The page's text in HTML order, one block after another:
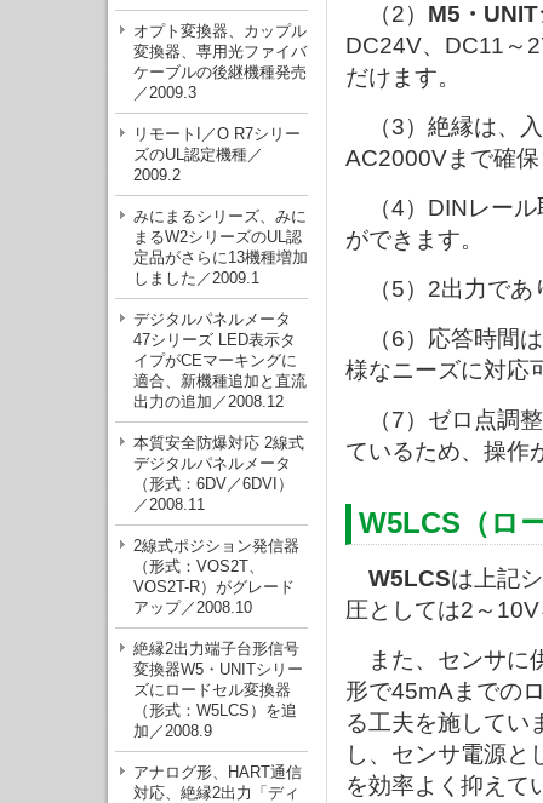
オプト変換器、カップル
変換器、専用光ファイバ
ケーブルの後継機種発売
／2009.3
リモートI／O R7シリー
ズのUL認定機種／
2009.2
みにまるシリーズ、みに
まるW2シリーズのUL認
定品がさらに13機種増加
しました／2009.1
デジタルパネルメータ
47シリーズ LED表示タ
イプがCEマーキングに
適合、新機種追加と直流
出力の追加／2008.12
本質安全防爆対応 2線式
デジタルパネルメータ
（形式：6DV／6DVI）
／2008.11
2線式ポジション発信器
（形式：VOS2T、
VOS2T-R）がグレード
アップ／2008.10
絶縁2出力端子台形信号
変換器W5・UNITシリー
ズにロードセル変換器
（形式：W5LCS）を追
加／2008.9
アナログ形、HART通信
対応、絶縁2出力「ディ
（2） M5・
DC24V、DC11～
だけます。
（3）絶縁は、
AC2000Vまで確
（4）DINレール
ができます。
（5）2出力であ
（6）応答時間
様なニーズに対応
（7）ゼロ点調
ているため、操作
W5LCS（ロ
W5LCSは上記
圧としては2～
また、センサに
形で45mAまでの
る工夫を施してい
し、センサ電源と
を効率よく抑えて